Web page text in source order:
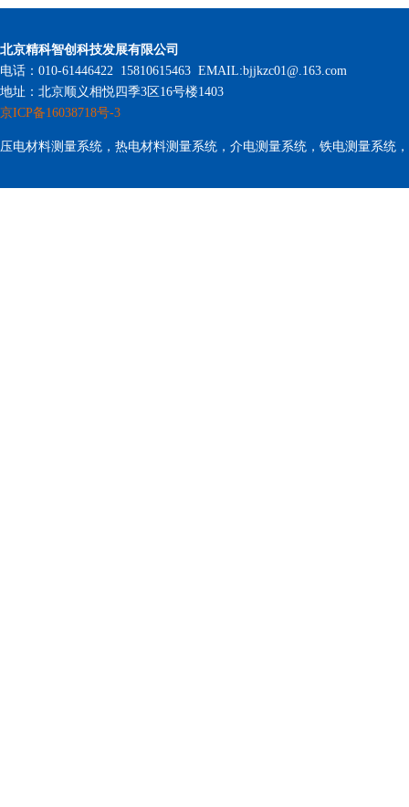
北京精科智创科技发展有限公司
电话：010-61446422 15810615463 EMAIL:bjjkzc01@.163.com
地址：北京顺义相悦四季3区16号楼1403
京ICP备16038718号-3
压电材料测量系统，热电材料测量系统，介电测量系统，铁电测量系统